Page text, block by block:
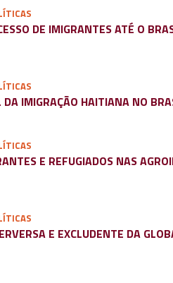
DE IMIGRANTES ATÉ O
DA IMIGRAÇÃO HAITIANA NO
E REFUGIADOS NAS
E EXCLUDENTE DA